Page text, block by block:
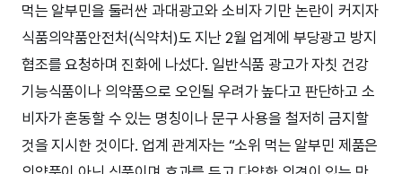
먹는 알부민을 둘러싼 과대광고와 소비자 기만 논란이 커지자
식품의약품안전처(식약처)도 지난 2월 업계에 부당광고 방지
협조를 요청하며 진화에 나섰다. 일반식품 광고가 자칫 건강
기능식품이나 의약품으로 오인될 우려가 높다고 판단하고 소
비자가 혼동할 수 있는 명칭이나 문구 사용을 철저히 금지할
것을 지시한 것이다. 업계 관계자는 “소위 먹는 알부민 제품은